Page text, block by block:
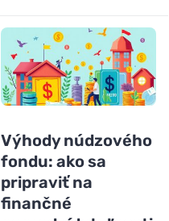
Výhody núdzového
fondu: ako sa
pripraviť na
finančné